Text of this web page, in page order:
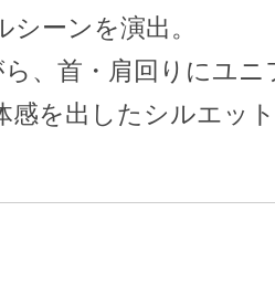
ーンを演出。
、首・肩回りにユ
感を出したシルエッ